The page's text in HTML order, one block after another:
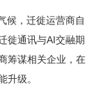
候，迁徙运营商自
徙通讯与AI交融期
筹谋相关企业，在
升级。